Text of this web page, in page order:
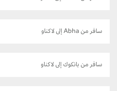
سافر من Abha إلى لاكناو
سافر من بانكوك إلى لاكناو